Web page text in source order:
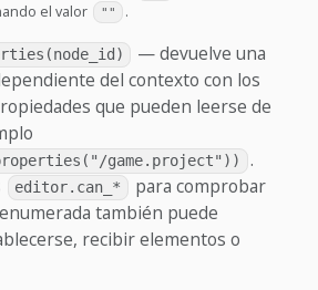
el valor "" .
— devuelve una
del contexto con los
que pueden leerse de
game.project"))
.
editor.can_*
para comprobar
también puede
recibir elementos o